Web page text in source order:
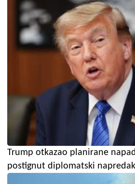
Trump otkazao planirane
postignut diplomatski